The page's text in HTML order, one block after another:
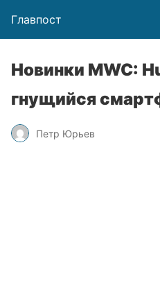
Главпост
Новинки MWC:
гнущийся
Петр Юрьев